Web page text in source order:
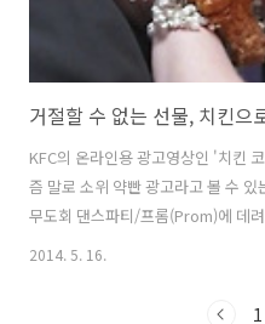
KFC의 온라인용 광고영상인 '치킨
즘 말로 소위 약빤 광고라고 볼 수
무도회 댄스파티/프롬(Prom)에 데
2014. 5. 16.
1